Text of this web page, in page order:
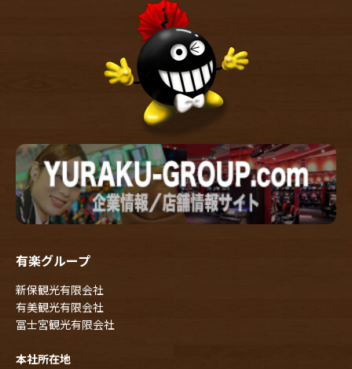
有楽グループ
新保観光有限会社
有美観光有限会社
冨士宮観光有限会社
本社所在地